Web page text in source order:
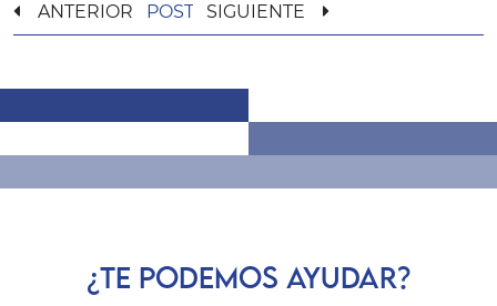
ANTERIOR POST SIGUIENTE
¿TE PODEMOS AYUDAR?